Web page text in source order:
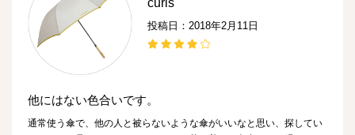
投稿日：2018年2月11日
他にはない色合いです。
通常使う傘で、他の人と被らないような傘がいいなと思い、探してい